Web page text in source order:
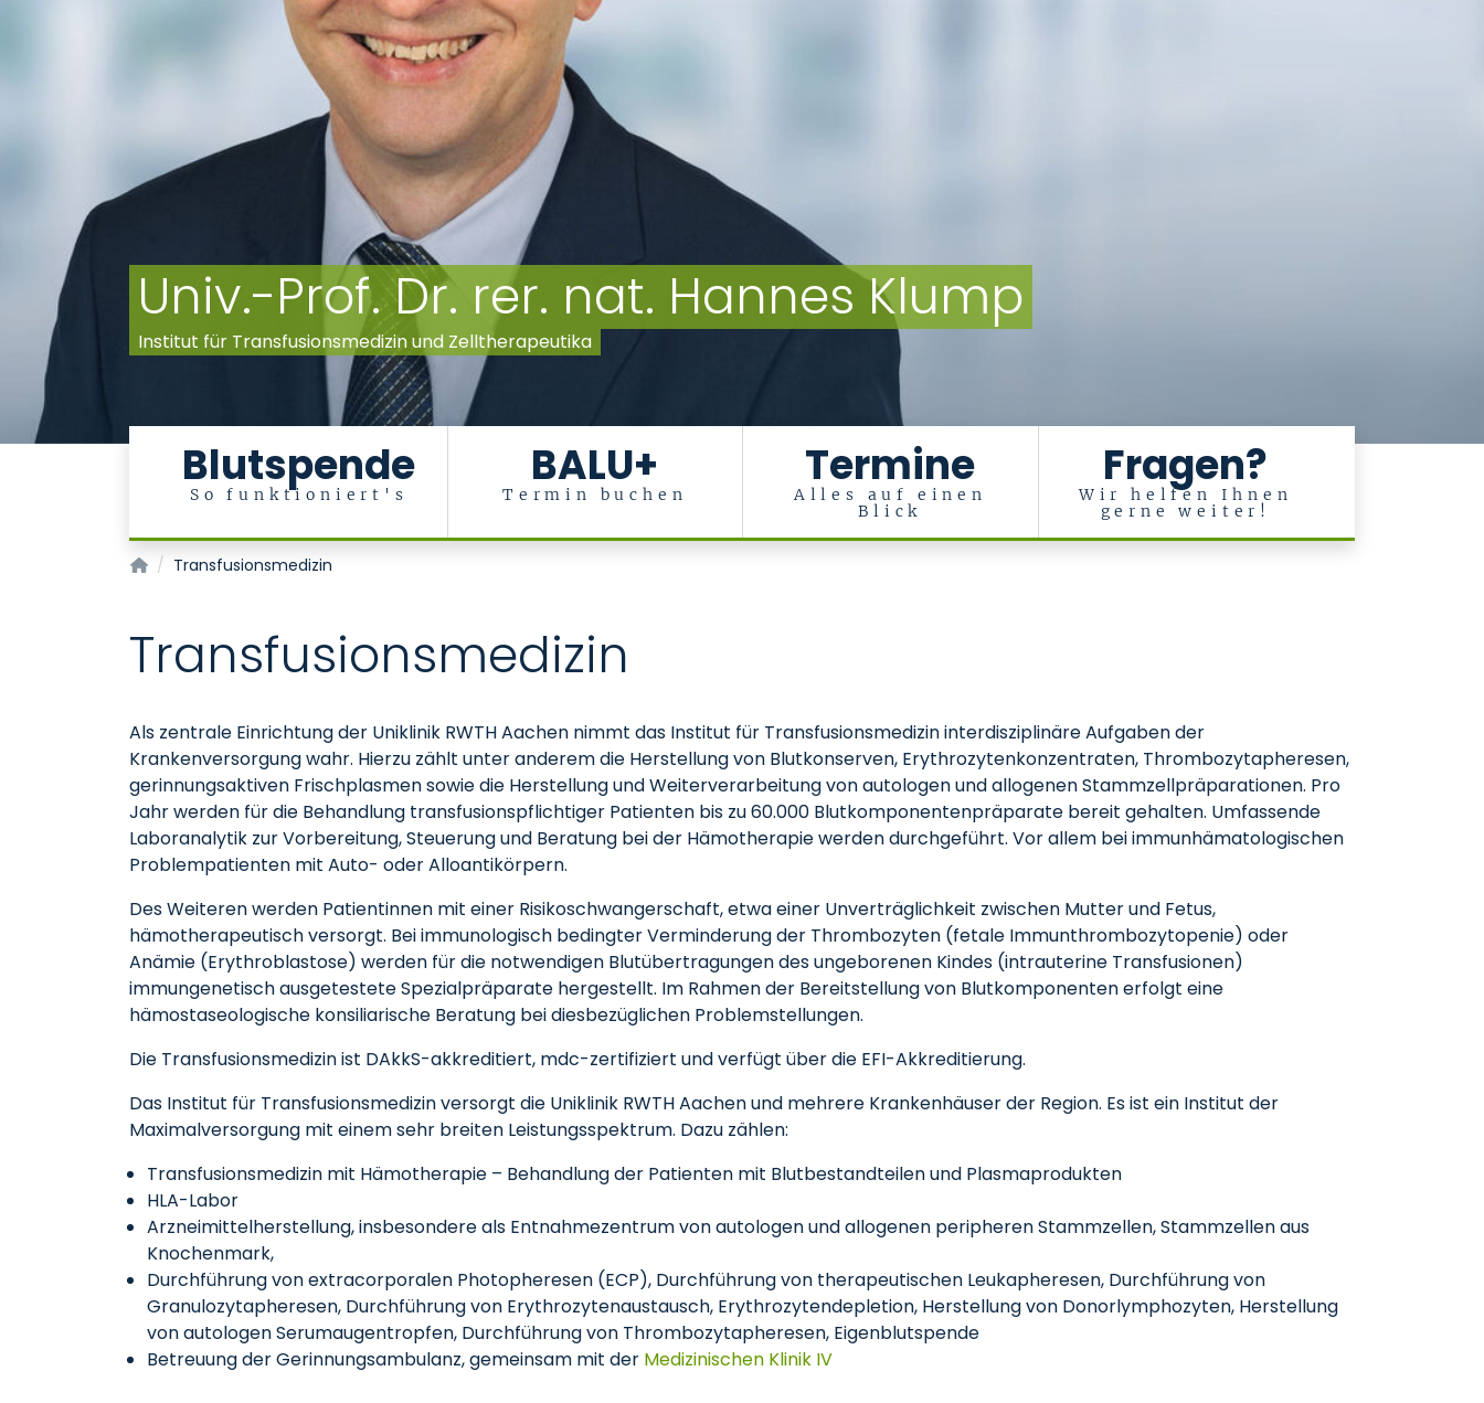
Univ.-Prof. Dr. rer. nat. Hannes Klump
Institut für Transfusionsmedizin und Zelltherapeutika
Blutspende
So funktioniert's
BALU+
Termin buchen
Termine
Alles auf einen
Blick
Fragen?
Wir helfen Ihnen
gerne weiter!
Transfusionsmedizin/Blutspendedienst
Transfusionsmedizin
Transfusionsmedizin
Als zentrale Einrichtung der Uniklinik RWTH Aachen nimmt das Institut für Transfusionsmedizin interdisziplinäre Aufgaben der
Krankenversorgung wahr. Hierzu zählt unter anderem die Herstellung von Blutkonserven, Erythrozytenkonzentraten, Thrombozytapheresen,
gerinnungsaktiven Frischplasmen sowie die Herstellung und Weiterverarbeitung von autologen und allogenen Stammzellpräparationen. Pro
Jahr werden für die Behandlung transfusionspflichtiger Patienten bis zu 60.000 Blutkomponentenpräparate bereit gehalten. Umfassende
Laboranalytik zur Vorbereitung, Steuerung und Beratung bei der Hämotherapie werden durchgeführt. Vor allem bei immunhämatologischen
Problempatienten mit Auto- oder Alloantikörpern.
Des Weiteren werden Patientinnen mit einer Risikoschwangerschaft, etwa einer Unverträglichkeit zwischen Mutter und Fetus,
hämotherapeutisch versorgt. Bei immunologisch bedingter Verminderung der Thrombozyten (fetale Immunthrombozytopenie) oder
Anämie (Erythroblastose) werden für die notwendigen Blutübertragungen des ungeborenen Kindes (intrauterine Transfusionen)
immungenetisch ausgetestete Spezialpräparate hergestellt. Im Rahmen der Bereitstellung von Blutkomponenten erfolgt eine
hämostaseologische konsiliarische Beratung bei diesbezüglichen Problemstellungen.
Die Transfusionsmedizin ist DAkkS-akkreditiert, mdc-zertifiziert und verfügt über die EFI-Akkreditierung.
Das Institut für Transfusionsmedizin versorgt die Uniklinik RWTH Aachen und mehrere Krankenhäuser der Region. Es ist ein Institut der
Maximalversorgung mit einem sehr breiten Leistungsspektrum. Dazu zählen:
Transfusionsmedizin mit Hämotherapie – Behandlung der Patienten mit Blutbestandteilen und Plasmaprodukten
HLA-Labor
Arzneimittelherstellung, insbesondere als Entnahmezentrum von autologen und allogenen peripheren Stammzellen, Stammzellen aus
Knochenmark,
Durchführung von extracorporalen Photopheresen (ECP), Durchführung von therapeutischen Leukapheresen, Durchführung von
Granulozytapheresen, Durchführung von Erythrozytenaustausch, Erythrozytendepletion, Herstellung von Donorlymphozyten, Herstellung
von autologen Serumaugentropfen, Durchführung von Thrombozytapheresen, Eigenblutspende
Betreuung der Gerinnungsambulanz, gemeinsam mit der Medizinischen Klinik IV